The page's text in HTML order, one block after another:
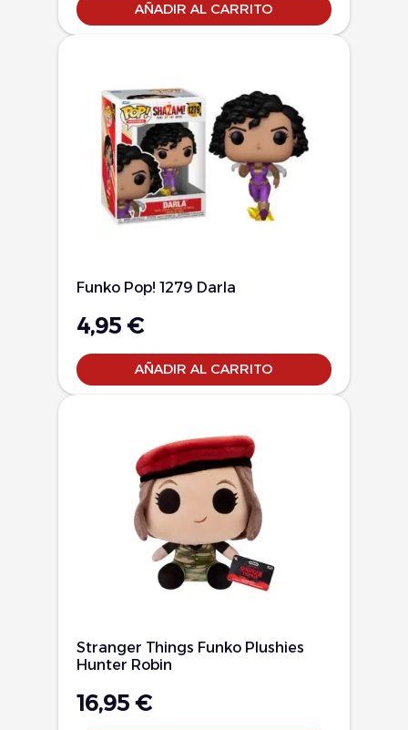
AÑADIR AL CARRITO
Funko Pop! 1279 Darla
4,95 €
AÑADIR AL CARRITO
Stranger Things Funko Plushies
Hunter Robin
16,95 €